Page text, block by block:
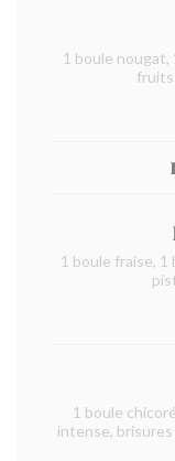
1 boule nougat,
1 boule fraise, 1
1 boule
intense,